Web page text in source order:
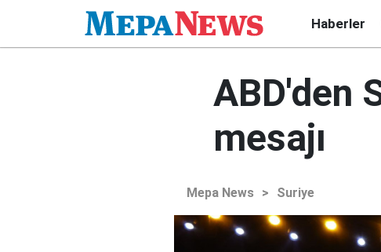
Haberler
ABD'den
mesajı
Mepa News > Suriye